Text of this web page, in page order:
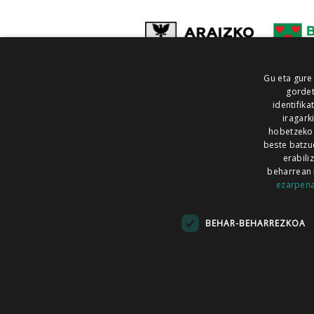
ALEA
MAILOPE NOAUA
Gu eta
hobetzeko.
beste
beharrean
BEHAR-BEHARREZKOA